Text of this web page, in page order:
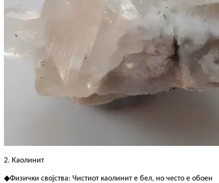
2. Каолинит
◆Физички својства: Чистиот каолинит е бел, но често е обоен